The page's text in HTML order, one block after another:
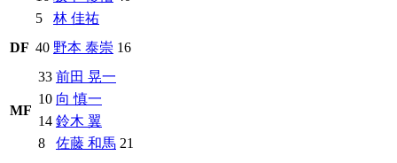
5
林 佳祐
DF 40 野本 泰崇 16
MF
33 前田 晃一
10 向 慎一
14 鈴木 翼
8
佐藤 和馬 21